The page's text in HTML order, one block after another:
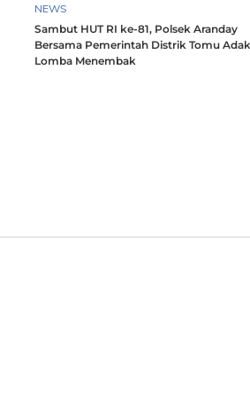
NEWS
Sambut HUT RI ke-81, Polsek Aranday
Bersama Pemerintah Distrik Tomu
Lomba Menembak